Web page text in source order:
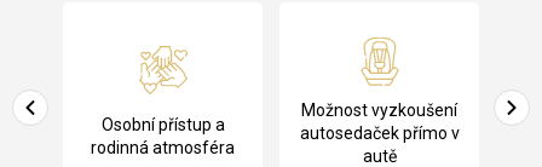
a
Osobní přístup a
rodinná atmosféra
Možnost vyzkoušení
autosedaček přímo v
autě